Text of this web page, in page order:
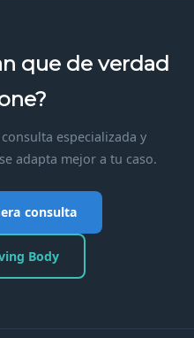
que de verdad
especializada y
adapta mejor a tu caso.
consulta
Body